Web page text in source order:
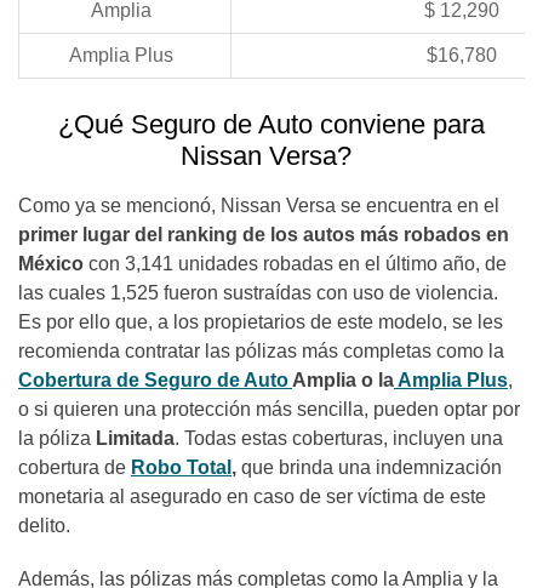
Amplia $ 12,290
Amplia Plus $16,780
¿Qué Seguro de Auto conviene para
Nissan Versa?
Como ya se mencionó, Nissan Versa se encuentra en el
primer lugar del ranking de los autos más robados en
México con 3,141 unidades robadas en el último año, de
las cuales 1,525 fueron sustraídas con uso de violencia.
Es por ello que, a los propietarios de este modelo, se les
recomienda contratar las pólizas más completas como la
Cobertura de Seguro de Auto Amplia o laAmplia Plus,
o si quieren una protección más sencilla, pueden optar por
la póliza Limitada. Todas estas coberturas, incluyen una
cobertura de Robo Total , que brinda una indemnización
monetaria al asegurado en caso de ser víctima de este
delito.
Además, las pólizas más completas como la Amplia y la